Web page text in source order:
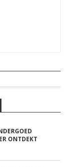
ONTDEKT